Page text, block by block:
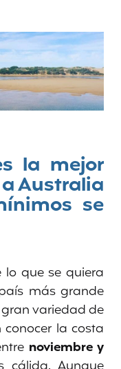
la mejor
Australia
se
que se quiera
más grande
variedad de
la costa
noviembre y